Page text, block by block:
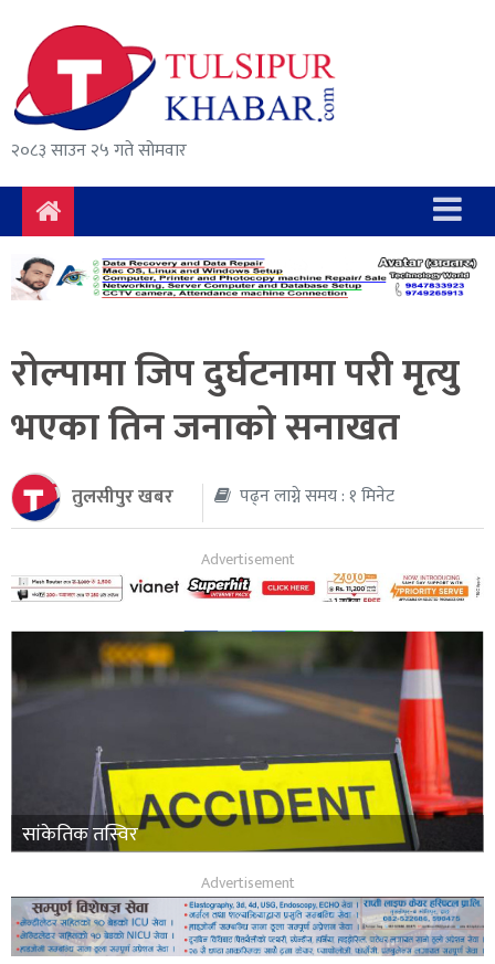
२०८३ साउन २५ गते सोमवार
समाचार
राजनीति
सुरक्षा/
अपराध
दुर्घटना
विचार
अर्थ
संवाद
मनोरञ्जन
रोल्पामा जिप दुर्घटनामा परी मृत्यु
भएका तिन जनाको सनाखत
तुलसीपुर खबर पढ्न लाग्ने समय : १ मिनेट
सांकेतिक तस्विर